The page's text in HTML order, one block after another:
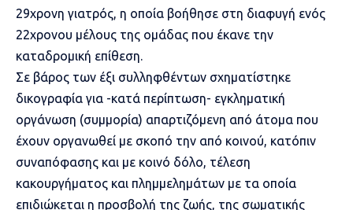
29χρονη γιατρός , η οποία βοήθησε στη διαφυγή ενός
22χρονου μέλους της ομάδας που έκανε την
καταδρομική επίθεση.
Σε βάρος των έξι συλληφθέντων σχηματίστηκε
δικογραφία για -κατά περίπτωση- εγκληματική
οργάνωση (συμμορία) απαρτιζόμενη από άτομα που
έχουν οργανωθεί με σκοπό την από κοινού, κατόπιν
συναπόφασης και με κοινό δόλο, τέλεση
κακουργήματος και πλημμελημάτων με τα οποία
επιδιώκεται η προσβολή της ζωής, της σωματικής